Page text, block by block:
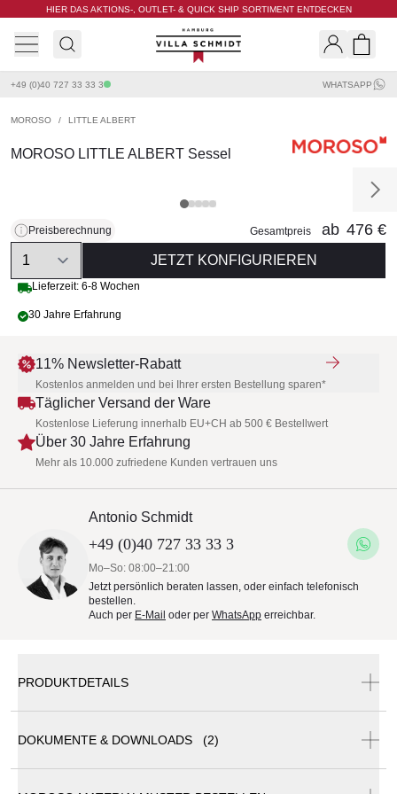
HIER DAS AKTIONS-, OUTLET- & QUICK SHIP SORTIMENT ENTDECKEN
Villa Schmidt
+49 (0)40 727 33 33 3 WHATSAPP
MOROSO / LITTLE ALBERT
MOROSO LITTLE ALBERT Sessel
Preisberechnung Gesamtpreis ab 476 €
Quantity
JETZT KONFIGURIEREN
Lieferzeit: 6-8 Wochen
30 Jahre Erfahrung
11% Newsletter-Rabatt
Kostenlos anmelden und bei Ihrer ersten Bestellung sparen*
Täglicher Versand der Ware
Kostenlose Lieferung innerhalb EU+CH ab 500 € Bestellwert
Über 30 Jahre Erfahrung
Mehr als 10.000 zufriedene Kunden vertrauen uns
Antonio Schmidt
+49 (0)40 727 33 33 3
Mo–So: 08:00–21:00
Jetzt persönlich beraten lassen, oder einfach telefonisch
bestellen.
Auch per E-Mail oder per WhatsApp erreichbar.
PRODUKTDETAILS
DOKUMENTE & DOWNLOADS (2)